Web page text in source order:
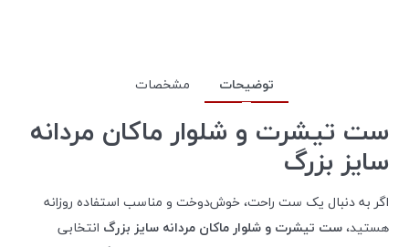
توضیحات مشخصات
ست تیشرت و شلوار ماکان مردانه
سایز بزرگ
اگر به دنبال یک ست راحت، خوش‌دوخت و مناسب استفاده روزانه
هستید،ست تیشرت و شلوار ماکان مردانه سایز بزرگ انتخابی